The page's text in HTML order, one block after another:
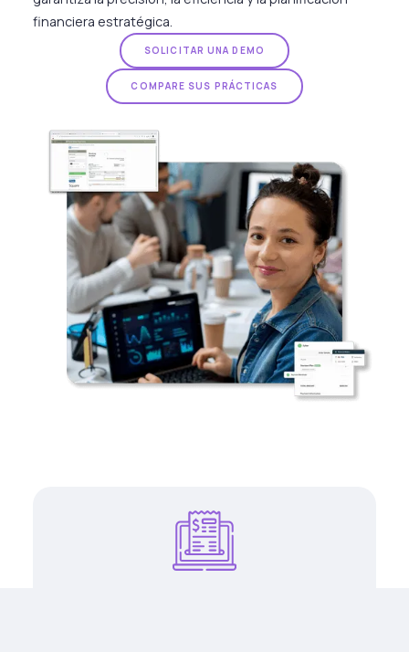
financiera estratégica.
SOLICITAR UNA DEMO
COMPARE SUS PRÁCTICAS